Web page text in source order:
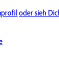
oder sieh